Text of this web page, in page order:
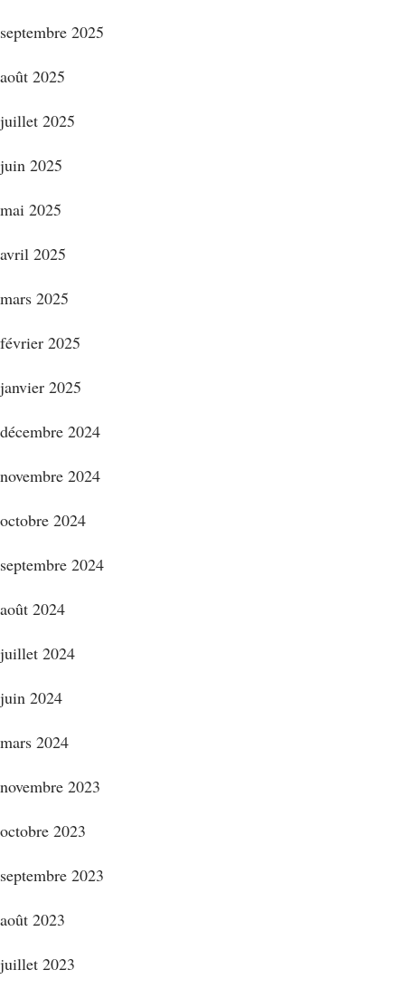
septembre 2025
août 2025
juillet 2025
juin 2025
mai 2025
avril 2025
mars 2025
février 2025
janvier 2025
décembre 2024
novembre 2024
octobre 2024
septembre 2024
août 2024
juillet 2024
juin 2024
mars 2024
novembre 2023
octobre 2023
septembre 2023
août 2023
juillet 2023